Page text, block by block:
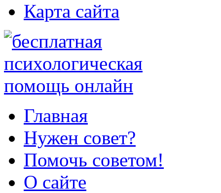
Карта сайта
Главная
Нужен совет?
Помочь советом!
О сайте